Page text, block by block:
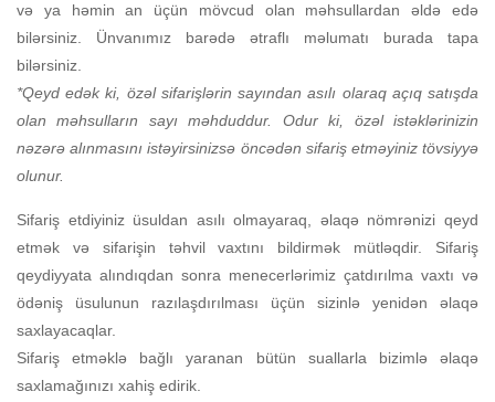
və ya həmin an üçün mövcud olan məhsullardan əldə edə
bilərsiniz. Ünvanımız barədə ətraflı məlumatı burada tapa
bilərsiniz.
*Qeyd edək ki, özəl sifarişlərin sayından asılı olaraq açıq satışda
olan məhsulların sayı məhduddur. Odur ki, özəl istəklərinizin
nəzərə alınmasını istəyirsinizsə öncədən sifariş etməyiniz tövsiyyə
olunur.
Sifariş etdiyiniz üsuldan asılı olmayaraq, əlaqə nömrənizi qeyd
etmək və sifarişin təhvil vaxtını bildirmək mütləqdir. Sifariş
qeydiyyata alındıqdan sonra menecerlərimiz çatdırılma vaxtı və
ödəniş üsulunun razılaşdırılması üçün sizinlə yenidən əlaqə
saxlayacaqlar.
Sifariş etməklə bağlı yaranan bütün suallarla bizimlə əlaqə
saxlamağınızı xahiş edirik.